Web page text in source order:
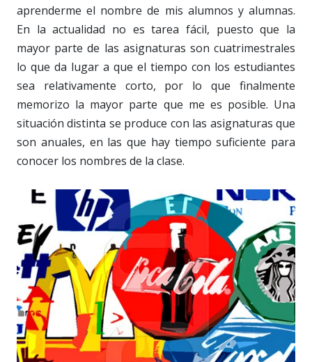
aprenderme el nombre de mis alumnos y alumnas.
En la actualidad no es tarea fácil, puesto que la
mayor parte de las asignaturas son cuatrimestrales
lo que da lugar a que el tiempo con los estudiantes
sea relativamente corto, por lo que finalmente
memorizo la mayor parte que me es posible. Una
situación distinta se produce con las asignaturas que
son anuales, en las que hay tiempo suficiente para
conocer los nombres de la clase.